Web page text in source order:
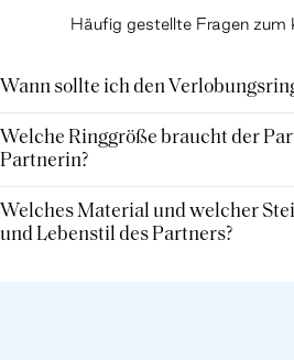
Häufig gestellte Fragen zum
Wann sollte ich den
Welche Ringgröße braucht der
Partnerin?
Welches Material und welcher
und Lebenstil des Partners?